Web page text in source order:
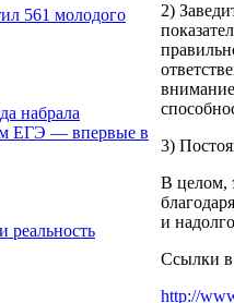
561 молодого
набрала
ЕГЭ — впервые в
реальность
2)
3)
В целом,
и
Ссылки в
http://